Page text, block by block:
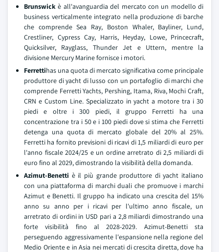
Brunswick è all'avanguardia del mercato con un modello di
business verticalmente integrato nella produzione di barche
che comprende Sea Ray, Boston Whaler, Bayliner, Lund,
Crestliner, Cypress Cay, Harris, Heyday, Lowe, Princecraft,
Quicksilver, Rayglass, Thunder Jet e Uttern, mentre la
divisione Mercury Marine fornisce i motori.
Ferrettihas una quota di mercato significativa come principale
produttore di yacht di lusso con un portafoglio di marchi che
comprende Ferretti Yachts, Pershing, Itama, Riva, Mochi Craft,
CRN e Custom Line. Specializzato in yacht a motore tra i 30
piedi e oltre i 300 piedi, il gruppo Ferretti ha una
concentrazione tra i 50 e i 100 piedi dove si stima che Ferretti
detenga una quota di mercato globale del 20% al 25%.
Ferretti ha fornito previsioni di ricavi di 1,5 miliardi di euro per
l'anno fiscale 2024/25 e un ordine arretrato di 2,5 miliardi di
euro fino al 2029, dimostrando la visibilità della domanda.
Azimut-Benetti è il più grande produttore di yacht italiano
con una piattaforma di marchi duali che promuove i marchi
Azimut e Benetti. Il gruppo ha indicato una crescita del 15%
anno su anno per i ricavi per l'ultimo anno fiscale, un
arretrato di ordini in USD pari a 2,8 miliardi dimostrando una
forte visibilità fino al 2028-2029. Azimut-Benetti sta
perseguendo aggressivamente l'espansione nella regione del
Medio Oriente e in Asia nei mercati di crescita diretta, dove ha